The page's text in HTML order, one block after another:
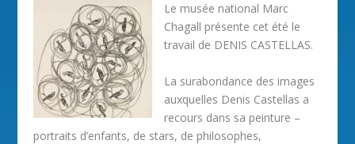
Le musée national Marc
Chagall présente cet été le
travail de DENIS CASTELLAS.
La surabondance des images
auxquelles Denis Castellas a
recours dans sa peinture –
portraits d’enfants, de stars, de philosophes,